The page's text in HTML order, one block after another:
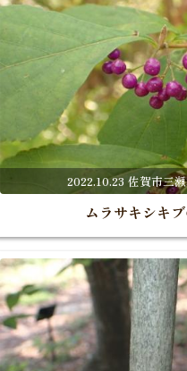
2022.10.23 佐賀市三
ムラサキシキ